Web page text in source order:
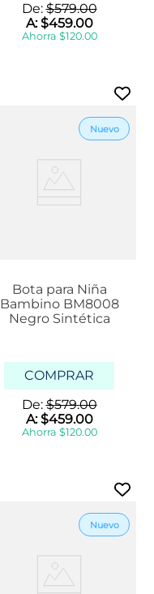
De:$579.00
A:$459.00
Ahorra $120.00
Bota para Niña
Bambino BM8008
Negro Sintética
COMPRAR
De:$579.00
A:$459.00
Ahorra $120.00